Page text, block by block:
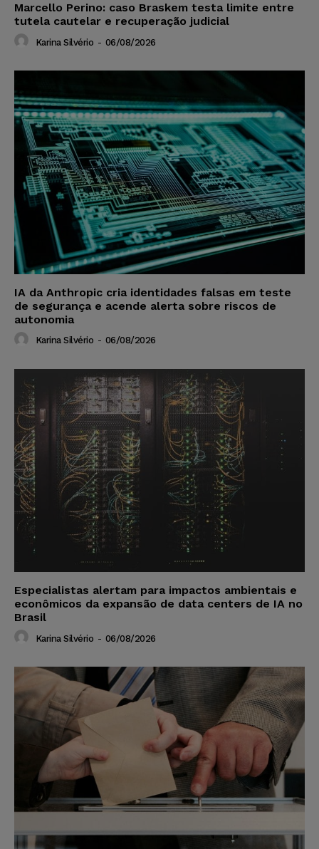
Marcello Perino: caso Braskem testa limite entre
tutela cautelar e recuperação judicial
Karina Silvério - 06/08/2026
IA da Anthropic cria identidades falsas em teste
de segurança e acende alerta sobre riscos de
autonomia
Karina Silvério - 06/08/2026
Especialistas alertam para impactos ambientais e
econômicos da expansão de data centers de IA no
Brasil
Karina Silvério - 06/08/2026